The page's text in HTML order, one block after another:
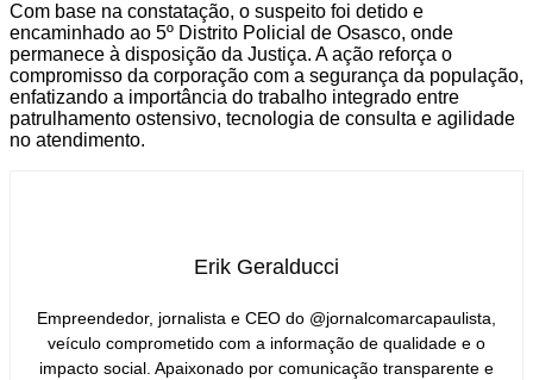
Com base na constatação, o suspeito foi detido e
encaminhado ao 5º Distrito Policial de Osasco, onde
permanece à disposição da Justiça. A ação reforça o
compromisso da corporação com a segurança da população,
enfatizando a importância do trabalho integrado entre
patrulhamento ostensivo, tecnologia de consulta e agilidade
no atendimento.
Erik Geralducci
Empreendedor, jornalista e CEO do @jornalcomarcapaulista,
veículo comprometido com a informação de qualidade e o
impacto social. Apaixonado por comunicação transparente e